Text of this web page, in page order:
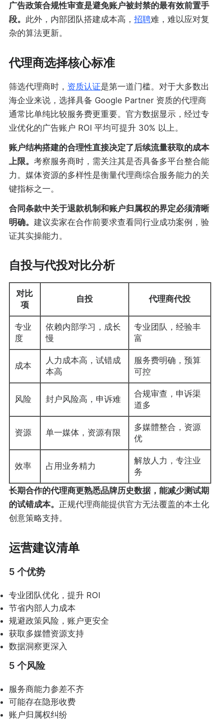
广告政策合规性审查是避免账户被封禁的最有效前置手
段。 此外，内部团队搭建成本高， 招聘难，难以应对复
杂的算法更新。
代理商选择核心标准
筛选代理商时， 资质认证是第一道门槛。对于大多数出
海企业来说，选择具备 Google Partner 资质的代理商
通常比单纯比较服务费更重要。官方数据显示，经过专
业优化的广告账户 ROI 平均可提升 30% 以上。
账户结构搭建的合理性直接决定了后续流量获取的成本
上限。 考察服务商时，需关注其是否具备多平台整合能
力。媒体资源的多样性是衡量代理商综合服务能力的关
键指标之一。
合同条款中关于退款机制和账户归属权的界定必须清晰
明确。 建议卖家在合作前要求查看同行业成功案例，验
证其实操能力。
自投与代投对比分析
对比
项
自投 代理商代投
专业
度
依赖内部学习，成长
慢
专业团队，经验丰
富
成本
人力成本高，试错成
本高
服务费明确，预算
可控
风险 封户风险高，申诉难
合规审查，申诉渠
道多
资源 单一媒体，资源有限
多媒體整合，资源
优
效率 占用业务精力
解放人力，专注业
务
长期合作的代理商更熟悉品牌历史数据，能减少测试期
的试错成本。 正规代理商能提供官方无法覆盖的本土化
创意策略支持。
运营建议清单
5 个优势
专业团队优化，提升 ROI
节省内部人力成本
规避政策风险，账户更安全
获取多媒體资源支持
数据洞察更深入
5 个风险
服务商能力参差不齐
可能存在隐形收费
账户归属权纠纷